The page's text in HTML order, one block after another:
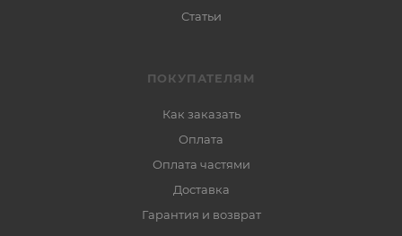
Статьи
ПОКУПАТЕЛЯМ
Как заказать
Оплата
Оплата частями
Доставка
Гарантия и возврат